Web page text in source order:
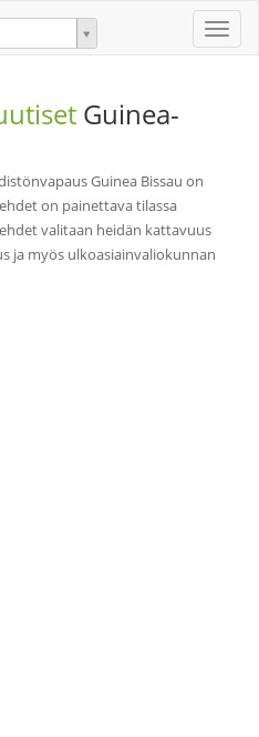
Toggle
Guinea-
Guinea Bissau on
on painettava tilassa
valitaan heidän kattavuus
ja myös ulkoasiainvaliokunnan